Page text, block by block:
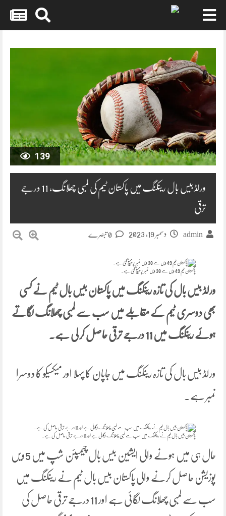
content
139
ورلڈ بیس بال رینکنگ میں پاکستان ٹیم کی لمبی چھلانگ، 11 درجے
ترقی
admin دسمبر 19, 2023
پاکستان ٹیم 49 ویں سے 38 ویں نمبر پر پہنچ گئی ہے۔
ورلڈ بیس بال کی تازہ رینکنگ میں پاکستان بیس بال ٹیم نے کسی
بھی دوسری ٹیم کے مقابلے میں سب سے لمبی چھلانگ لگاتے
ہوئے رینکنگ میں 11 درجے ترقی حاصل کر لی ہے۔
ورلڈ بیس بال کی تازہ رینکنگ میں جاپان کا پہلا اور میکسیکو کا دوسرا
نمبر ہے۔
پاکستان بیس بال ٹیم نے رینکنگ میں سب سے لمبی چھلانگ لگائی ہے اور 11 درجے ترقی حاصل کی ہے۔
حال ہی میں ہونے والی ایشین بیس بال چیمپئن شپ میں 5ویں
پوزیشن حاصل کرنے والی پاکستان بیس بال ٹیم نے رینکنگ میں
سب سے لمبی چھلانگ لگائی ہے اور 11 درجے ترقی حاصل کی